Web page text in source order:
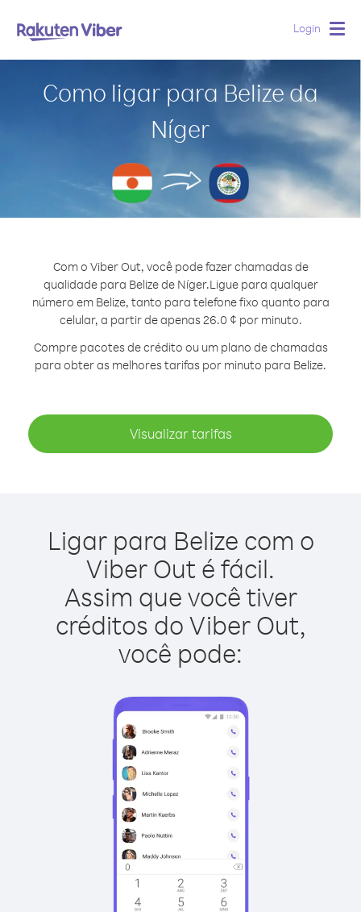
Login
Como ligar para Belize da
Níger
Com o Viber Out, você pode fazer chamadas de
qualidade para Belize de Níger.Ligue para qualquer
número em Belize, tanto para telefone fixo quanto para
celular, a partir de apenas 26.0 ¢ por minuto.
Compre pacotes de crédito ou um plano de chamadas
para obter as melhores tarifas por minuto para Belize.
Visualizar tarifas
Ligar para Belize com o
Viber Out é fácil.
Assim que você tiver
créditos do Viber Out,
você pode: